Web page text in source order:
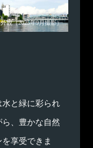
と緑に彩られ
、豊かな自然
享受できま
外観（2025年9月撮影）